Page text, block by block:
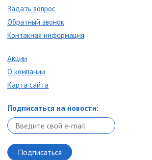
Задать вопрос
Обратный звонок
Контакная информация
Акции
О компании
Карта сайта
Подписаться на новости: